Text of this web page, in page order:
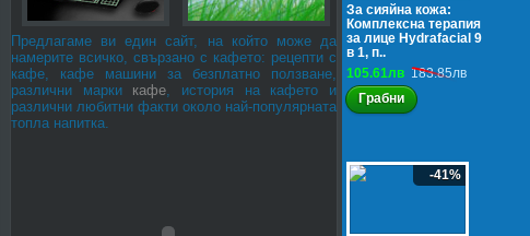
За сияйна кожа:
Комплексна терапия
за лице Hydrafacial 9
в 1, п..
105.61лв 183.85лв
Грабни
-41%
Предлагаме ви един сайт, на който може да
намерите всичко, свързано с кафето: рецепти с
кафе, кафе машини за безплатно ползване,
различни марки кафе, история на кафето и
различни любитни факти около най-популярната
топла напитка.